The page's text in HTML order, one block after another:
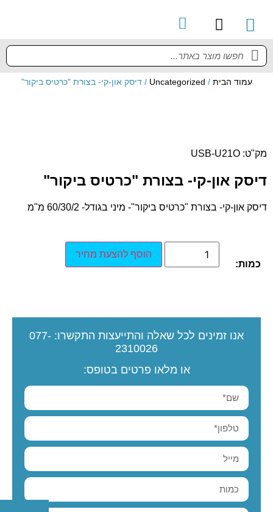
עמוד הבית /
Uncategorized / דיסק און-קי- בצורת "כרטיס ביקור"
מק"ט: USB-U21O
דיסק און-קי- בצורת "כרטיס ביקור"
דיסק און-קי- בצורת "כרטיס ביקור"- מיני בגודל- 60/30/2 מ"מ
כמות:
הוסף להצעת מחיר
אנו זמינים לכל שאלה והתייעצות התקשרו: 077-
2310026
או מלאו פרטים בטופס: